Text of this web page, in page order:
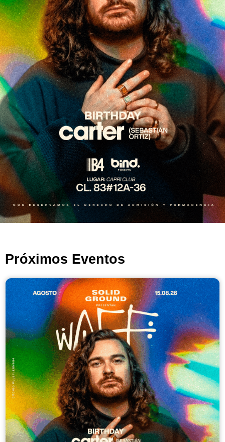
Próximos Eventos